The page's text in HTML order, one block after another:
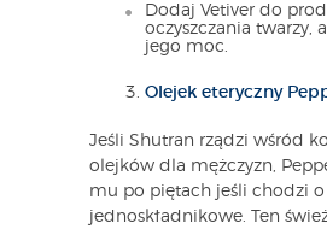
Dodaj Vetiver do
oczyszczania twarzy,
jego moc.
Olejek eteryczny
Jeśli Shutran rządzi wśród
olejków dla mężczyzn,
mu po piętach jeśli chodzi
jednoskładnikowe. Ten